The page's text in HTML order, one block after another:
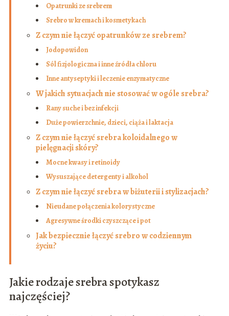
Opatrunki ze srebrem
Srebro w kremach i kosmetykach
Z czym nie łączyć opatrunków ze srebrem?
Jodopowidon
Sól fizjologiczna i inne źródła chloru
Inne antyseptyki i leczenie enzymatyczne
W jakich sytuacjach nie stosować w ogóle srebra?
Rany suche i bez infekcji
Duże powierzchnie, dzieci, ciąża i laktacja
Z czym nie łączyć srebra koloidalnego w
pielęgnacji skóry?
Mocne kwasy i retinoidy
Wysuszające detergenty i alkohol
Z czym nie łączyć srebra w biżuterii i stylizacjach?
Nieudane połączenia kolorystyczne
Agresywne środki czyszczące i pot
Jak bezpiecznie łączyć srebro w codziennym
życiu?
Jakie rodzaje srebra spotykasz
najczęściej?